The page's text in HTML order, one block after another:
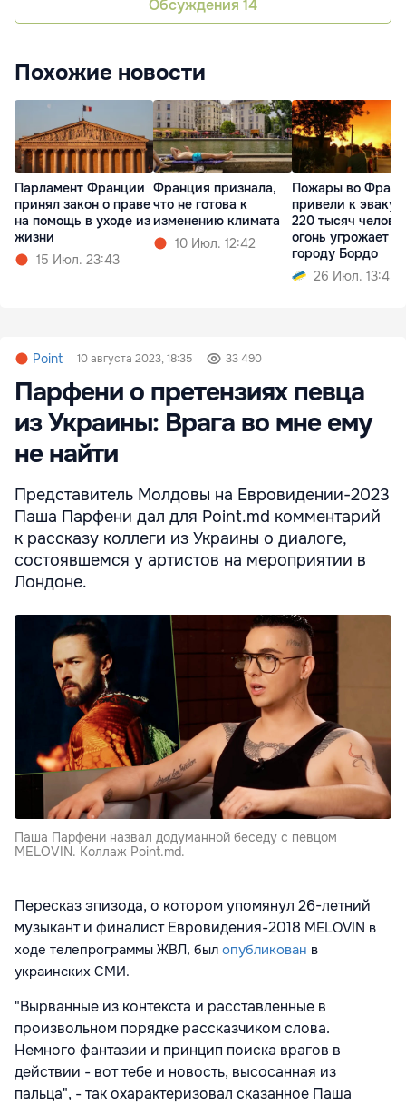
Обсуждения 14
Похожие новости
Парламент Франции
принял закон о праве
на помощь в уходе из
жизни
15 Июл. 23:43
Франция признала,
что не готова к
изменению климата
10 Июл. 12:42
Пожары во
привели к
220 тысяч
огонь угрожает
городу Бордо
26 Июл. 13:45
Point 10 августа 2023, 18:35 33 490
Парфени о претензиях певца
из Украины: Врага во мне ему
не найти
Представитель Молдовы на Евровидении-2023
Паша Парфени дал для Point.md комментарий
к рассказу коллеги из Украины о диалоге,
состоявшемся у артистов на мероприятии в
Лондоне.
Паша Парфени назвал додуманной беседу с певцом
MELOVIN. Коллаж Point.md.
Пересказ эпизода, о котором упомянул 26-летний
музыкант и финалист Евровидения-2018 MELOVIN в
ходе телепрограммы ЖВЛ, был опубликован в
украинских СМИ.
"Вырванные из контекста и расставленные в
произвольном порядке рассказчиком слова.
Немного фантазии и принцип поиска врагов в
действии - вот тебе и новость, высосанная из
пальца", - так охарактеризовал сказанное Паша